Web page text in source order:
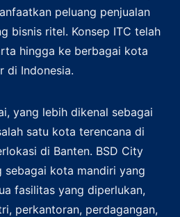
peluang penjualan
bisnis ritel. Konsep ITC telah
hingga ke berbagai kota
di Indonesia.
yang lebih dikenal sebagai
satu kota terencana di
di Banten. BSD City
sebagai kota mandiri yang
fasilitas yang diperlukan,
perkantoran, perdagangan,